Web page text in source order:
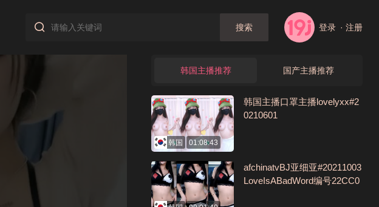
搜索 登录 · 注册
韩国主播推荐 国产主播推荐
韩国 01:08:43
韩国主播口罩主播lovelyxx#2
0210601
afchinatvBJ亚细亚#20211003
LoveIsABadWord编号22CC0